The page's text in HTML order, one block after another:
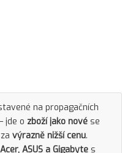
na propagačních
jde o zboží jako nové se
výrazně nižší cenu.
ASUS a Gigabyte s